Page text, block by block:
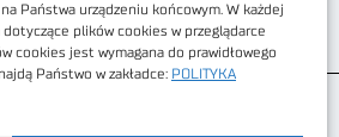
Państwa urządzeniu końcowym. W każdej
plików cookies w przeglądarce
cookies jest wymagana do prawidłowego
Państwo w zakładce: POLITYKA